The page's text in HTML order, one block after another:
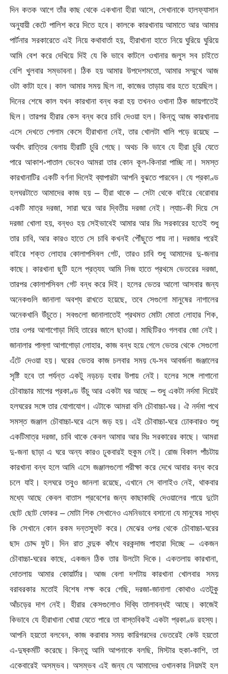
দিন কতক আগে তাঁর কাছ থেকে একখানা হীরা আসে, সেখানাকে হালফ্যাসান
অনুযায়ী কেটে পালিশ করে দিতে হবে। কালকে কারখানায় আমাতে আর আমার
পার্টনার সরকারেতে এই নিয়ে কথাবার্তা হয়, হীরাখানা হাতে নিয়ে ঘুরিয়ে ঘুরিয়ে
আমি বেশ করে দেখিয়ে দিই যে কি ভাবে কাটলে ওখানার জলুস সব চাইতে
বেশি খুলবার সম্ভাবনা। ঠিক হয় আমার উপদেশমতো, আমার সম্মুখে আজ
ওটা কাটা হবে। কাল আমার সময় ছিল না, কাজের তাড়ায় বার হতে হয়েছিল।
দিনের শেষে কাল যখন কারখানা বন্ধ করা হয় তখনও ওখানা ঠিক জায়গাতেই
ছিল। তারপর হীরার কেস বন্ধ করে চাবি দেওয়া হল। কিন্তু আজ কারখানায়
এসে দেখতে পেলাম কেসে হীরাখানা নেই, তার খোলটা খালি পড়ে রয়েছে –
অর্থাৎ রাত্তির বেলায় হীরাটি চুরি গেছে। অথচ কি ভাবে যে হীরা চুরি যেতে
পারে আকাশ-পাতাল ভেবেও আমরা তার কোন কূল-কিনারা পাচ্ছি না। সমস্ত
কারখানাটির একটি বর্ণনা দিলেই ব্যাপারটা আপনি বুঝতে পারবেন। যে প্রকাণ্ড
হলঘরটাতে আমাদের কাজ হয় – হীরা থাকে – সেটা থেকে বাইরে বেরোবার
একটি মাত্র দরজা, সারা ঘরে আর দ্বিতীয় দরজা নেই। ল্যাচ-কী দিয়ে সে
দরজা খোলা হয়, বন্ধও হয় সেইভাবেই আমার আর মিঃ সরকারের হতেই শুধু
তার চাবি, আর কারও হাতে সে চাবি কখনই পৌঁছুতে পায় না। দরজার পরেই
বাইরে শক্ত লোহার কোলাপসিবল গেট, তারও চাবি শুধু আমাদের দু-জনার
কাছে। কারখানা ছুটি হলে প্রত্যহ আমি নিজ হাতে প্রথমে ভেতরের দরজা,
তারপর কোলাপসিবল গেট বন্ধ করে দিই। হলের ভেতর আলো আসবার জন্য
অনেকগুলি জানালা অবশ্য রাখতে হয়েছে, তবে সেগুলো মানুষের নাগালের
অনেকখানি উঁচুতে। সবগুলো জানালাতেই প্রথমত মোটা মোতা লোহার শিক,
তার ওপর আগাগোড়া মিহি তারের জালে ছাওয়া। মাছিটিরও গলবার জো নেই।
জানালার পাল্লা আগাগোড়া লোহার, কাজ বন্ধ হয়ে গেলে ভেতর থেকে সেগুলো
এঁটে দেওয়া হয়। ঘরের ভেতর কাজ চলবার সময় যে-সব আবর্জনা জঞ্জালের
সৃষ্টি হবে তা পর্যন্ত একটু নড়চড় হবার উপায় নেই। হলের সঙ্গে লাগানো
চৌবাচ্চার মাপের প্রকাণ্ড উঁচু আর একটা ঘর আছে – শুধু একটা নর্দমা দিয়েই
হলঘরের সঙ্গে তার যোগাযোগ। এটাকে আমরা বলি চৌবাচ্চা-ঘর। ঐ নর্দমা পথে
সমস্ত জঞ্জাল চৌবাচ্চা-ঘরে এসে জড় হয়। এই চৌবাচ্চা-ঘরে ঢোকবারও শুধু
একটিমাত্র দরজা, চাবি থাকে কেবল আমার আর মিঃ সরকারের কাছে। আমরা
দু-জনা ছাড়া এ ঘরে অন্য কারও ঢুকবারই হুকুম নেই। রোজ বিকাল পাঁচটায়
কারখানা বন্ধ হলে আমি এসে জঞ্জালগুলো পরীক্ষা করে দেখে আবার বন্ধ করে
চলে যাই। হলঘরে তবুও জানলা রয়েছে, এখানে সে বালাইও নেই, থাকবার
মধ্যে আছে কেবল বাতাস প্রবেশের জন্য কাছাকাছি দেওয়ালের গায়ে দুটো
ছোট ছোট ফোকর – মোটা শিক সেখানেও এমনিভাবে বসানো যে মানুষের সাধ্য
কি সেখানে কোন রকম দন্তস্ফুট করে। মেঝের ওপর থেকে চৌবাচ্চা-ঘরের
ছাদ চোদ্দ ফুট। দিন রাত বন্দুক কাঁধে বরকন্দাজ পাহারা দিচ্ছে – একজন
চৌবাচ্চা-ঘরের কাছে, একজন ঠিক তার উলটো দিকে। একতলায় কারখানা,
দোতলায় আমার কোয়ার্টার। আজ বেলা দশটায় কারখানা খোলবার সময়
বরাবরকার মতোই বিশেষ লক্ষ করে গেছি, দরজা-জানালা কোথাও এতটুকু
আঁচড়ের দাগ নেই। হীরার কেসগুলোও দিব্যি তালাবন্ধই আছে। কাজেই
কিভাবে যে হীরাখানা খোয়া যেতে পারে তা বাস্তবিকই একটা প্রকাণ্ড রহস্য।
আপনি হয়তো বলবেন, কাজ করাবার সময় কারিগরদের ভেতরেই কেউ হয়তো
এ-দুষ্কর্মটি করেছে। কিন্তু আমি আপনাকে বলছি, মিস্টার হুকা-কাশি, তা
একেবারেই অসম্ভব। অসম্ভব এই জন্য যে আমাদের ওখানকার নিয়মই হল